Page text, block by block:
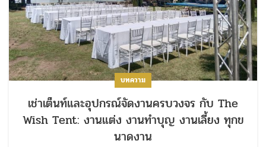
บทความ
เช่าเต็นท์และอุปกรณ์จัดงานครบวงจร กับ The
Wish Tent: งานแต่ง งานทำบุญ งานเลี้ยง ทุกข
นาดงาน